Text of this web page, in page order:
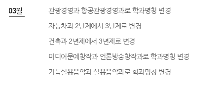
03월
관광경영과 항공관광경영과로 학과명칭 변경
자동차과 2년제에서 3년제로 변경
건축과 2년제에서 3년제로 변경
미디어문예창작과 언론방송창작과로 학과명칭 변경
기독실용음악과 실용음악과로 학과명칭 변경